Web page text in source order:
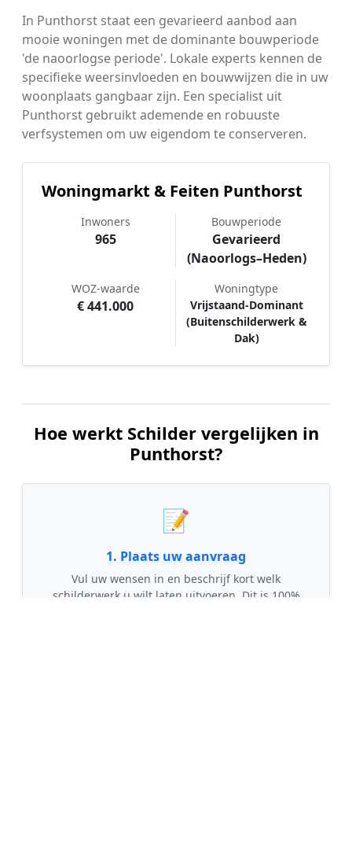
In Punthorst staat een gevarieerd aanbod aan
mooie woningen met de dominante bouwperiode
'de naoorlogse periode'. Lokale experts kennen de
specifieke weersinvloeden en bouwwijzen die in uw
woonplaats gangbaar zijn. Een specialist uit
Punthorst gebruikt ademende en robuuste
verfsystemen om uw eigendom te conserveren.
Woningmarkt & Feiten Punthorst
Inwoners
965
Bouwperiode
Gevarieerd
(Naoorlogs–Heden)
WOZ-waarde
€ 441.000
Woningtype
Vrijstaand-Dominant
(Buitenschilderwerk &
Dak)
Hoe werkt Schilder vergelijken in
Punthorst?
📝
1. Plaats uw aanvraag
Vul uw wensen in en beschrijf kort welk
schilderwerk u wilt laten uitvoeren. Dit is 100%